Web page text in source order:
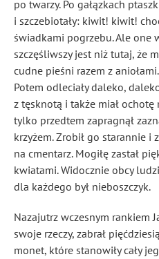
po twarzy. Po gałązkach
i szczebiotały: kiwit! kiwit!
świadkami pogrzebu. Ale one
szczęśliwszy jest niż tutaj, że
cudne pieśni razem z
Potem odleciały daleko,
z tęsknotą i także miał ochotę
tylko przedtem zapragnął
krzyżem. Zrobił go starannie i
na cmentarz. Mogiłę zastał
kwiatami. Widocznie obcy
dla każdego był nieboszczyk.
Nazajutrz wczesnym rankiem
swoje rzeczy, zabrał
monet, które stanowiły cały